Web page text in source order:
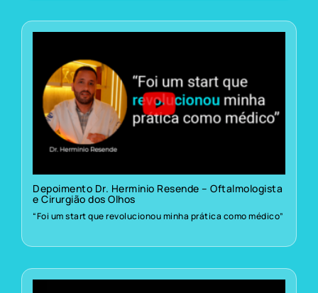
Depoimento Dr. Herminio Resende – Oftalmologista
e Cirurgião dos Olhos
“Foi um start que revolucionou minha prática como médico”